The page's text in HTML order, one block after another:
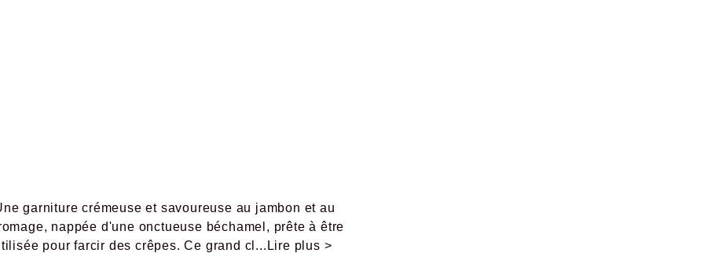
garniture crémeuse et savoureuse au jambon et au
nappée d'une onctueuse béchamel, prête à être
pour farcir des crêpes. Ce grand cl ...Lire plus >